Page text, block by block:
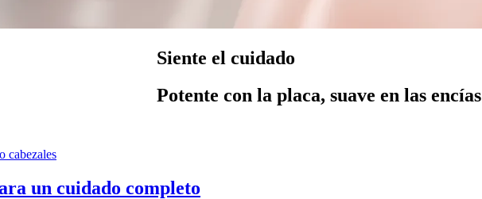
Siente el cuidado
Potente con la placa, suave en las encías
cabezales
un cuidado completo